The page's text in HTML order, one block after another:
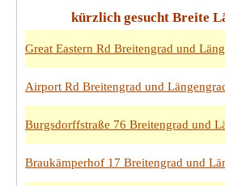
kürzlich gesucht Breite
Great Eastern Rd Breitengrad und
Airport Rd Breitengrad und
Burgsdorffstraße 76 Breitengrad und
Braukämperhof 17 Breitengrad und